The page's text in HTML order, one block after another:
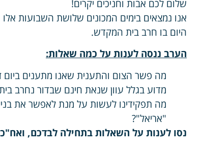
שלום לכם אבות וחניכים יקרים!
אנו נמצאים בימים המכונים שלושת השבועות
היום בו חרב בית המקדש.
הערב ננסה לענות על כמה שאלות:
מה פשר הצום והתענית שאנו מתענים ביום
מדוע בגלל עוון שנאת חינם שבדור נחרב
מה תפקידינו לעשות על מנת לאפשר את
"אריאל"?
נסו לענות על השאלות בתחילה לבדכם,